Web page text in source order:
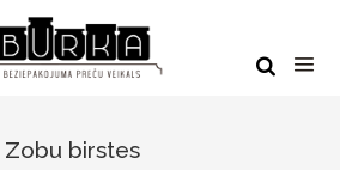
Zobu birstes